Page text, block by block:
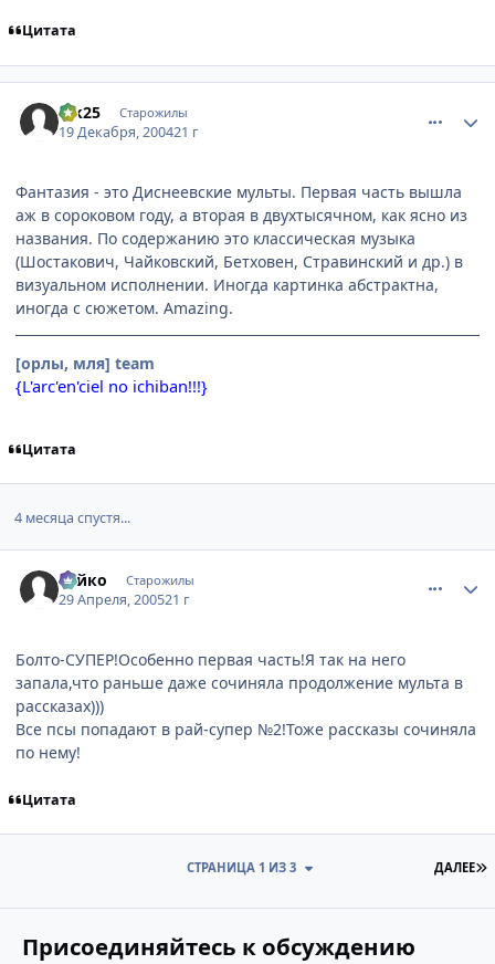
Цитата
Vik25 Старожилы
19 Декабря, 200421 г
Фантазия - это Диснеевские мульты. Первая часть вышла
аж в сороковом году, а вторая в двухтысячном, как ясно из
названия. По содержанию это классическая музыка
(Шостакович, Чайковский, Бетховен, Стравинский и др.) в
визуальном исполнении. Иногда картинка абстрактна,
иногда с сюжетом. Amazing.
[орлы, мля] team
{L'arc'en'ciel no ichiban!!!}
Цитата
4 месяца спустя...
Рэйко Старожилы
29 Апреля, 200521 г
Болто-СУПЕР!Особенно первая часть!Я так на него
запала,что раньше даже сочиняла продолжение мульта в
рассказах)))
Все псы попадают в рай-супер №2!Тоже рассказы сочиняла
по нему!
Цитата
ДАЛЕЕ
СТРАНИЦА 1 ИЗ 3
Присоединяйтесь к обсуждению